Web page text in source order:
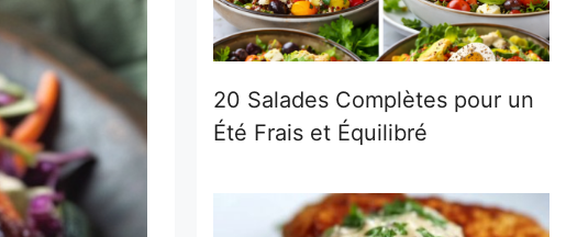
20 Salades Complètes pour un
Été Frais et Équilibré